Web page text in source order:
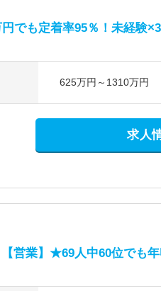
円でも定着率95％！未経験
625万円～1310万円
求人
営業】★69人中60位でも年